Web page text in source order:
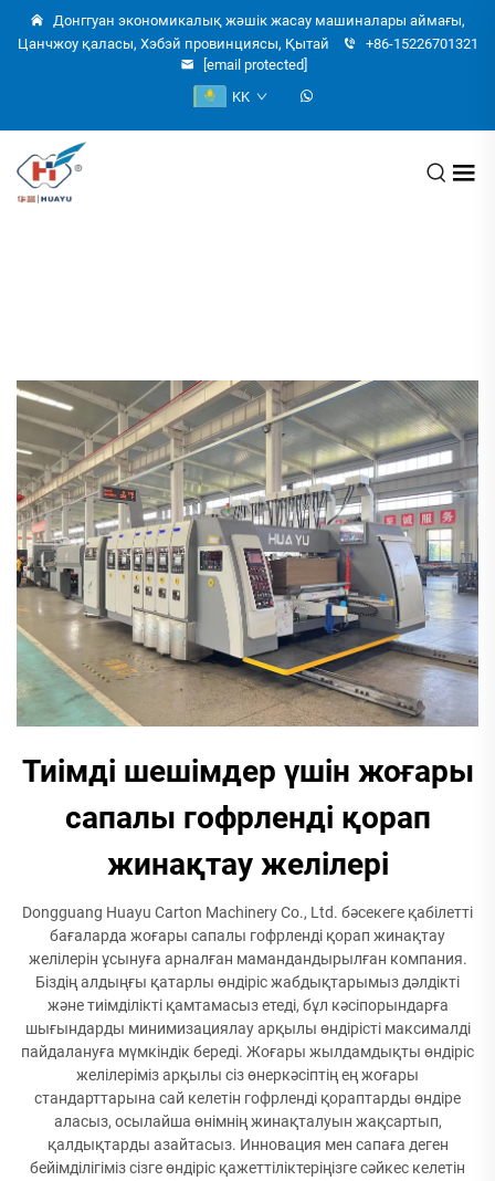
Донггуан экономикалық жәшік жасау машиналары аймағы,
Цанчжоу қаласы, Хэбэй провинциясы, Қытай
+86-15226701321
[email protected]
KK
Тиімді шешімдер үшін жоғары
сапалы гофрленді қорап
жинақтау желілері
Dongguang Huayu Carton Machinery Co., Ltd. бәсекеге қабілетті
бағаларда жоғары сапалы гофрленді қорап жинақтау
желілерін ұсынуға арналған мамандандырылған компания.
Біздің алдыңғы қатарлы өндіріс жабдықтарымыз дәлдікті
және тиімділікті қамтамасыз етеді, бұл кәсіпорындарға
шығындарды минимизациялау арқылы өндірісті максималді
пайдалануға мүмкіндік береді. Жоғары жылдамдықты өндіріс
желілеріміз арқылы сіз өнеркәсіптің ең жоғары
стандарттарына сай келетін гофрленді қораптарды өндіре
аласыз, осылайша өнімнің жинақталуын жақсартып,
қалдықтарды азайтасыз. Инновация мен сапаға деген
бейімділігіміз сізге өндіріс қажеттіліктеріңізге сәйкес келетін